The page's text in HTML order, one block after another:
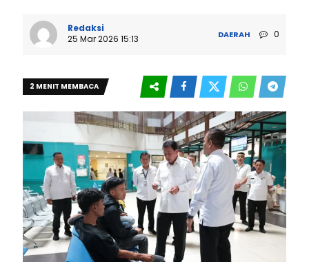
Redaksi
25 Mar 2026 15:13
DAERAH 0
2 MENIT MEMBACA